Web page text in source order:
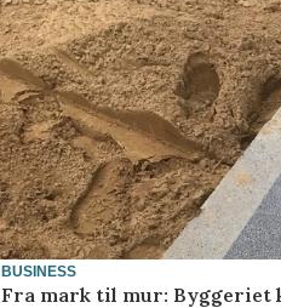
BUSINESS
Fra mark til mur: Byggeriet